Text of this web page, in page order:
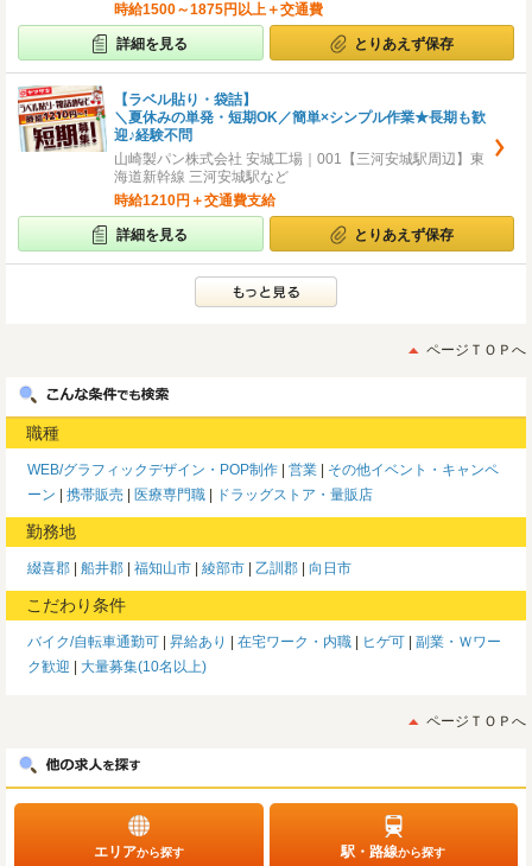
時給1500～1875円以上＋交通費
詳細を見る とりあえず保存
【ラベル貼り・袋詰】
＼夏休みの単発・短期OK／簡単×シンプル作業★長期も歓
迎♪経験不問
山崎製パン株式会社 安城工場｜001【三河安城駅周辺】東
海道新幹線 三河安城駅など
時給1210円＋交通費支給
詳細を見る とりあえず保存
ページＴＯＰへ
職種
WEB/グラフィックデザイン・POP制作 営業
その他イベント・キャンペ
ーン
携帯販売 医療専門職 ドラッグストア・量販店
勤務地
綴喜郡 船井郡 福知山市 綾部市 乙訓郡 向日市
こだわり条件
バイク/自転車通勤可 昇給あり 在宅ワーク・内職 ヒゲ可
副業・Ｗワー
ク歓迎
大量募集(10名以上)
ページＴＯＰへ
エリアから探す 駅・路線から探す